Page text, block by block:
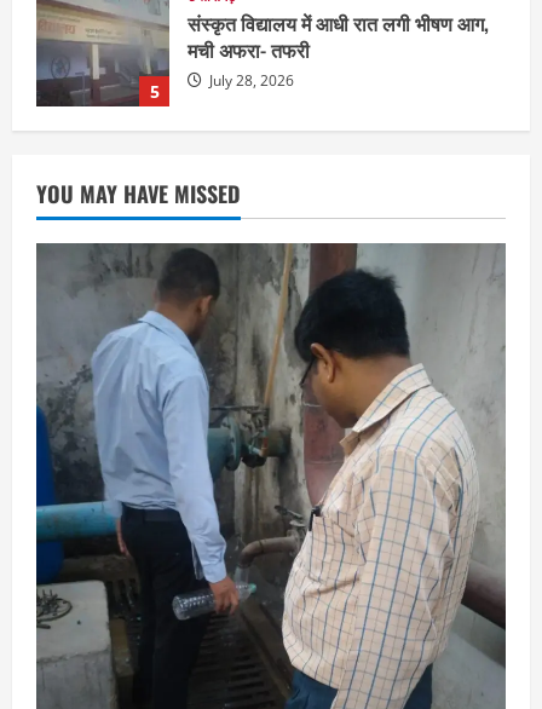
1
ग्रेटर नोएडा में दूषित पानी पीने से 100 से ज्यादा
लोग बीमार
August 6, 2026
2
रायपुर में “लक्ष्य” द्वारा भव्य प्रतिभा सम्मान एवं
करियर मार्गदर्शन कार्यक्रम संपन्न
3
छत्तीसगढ़ राज्य लाइफ स्टाइल
भोरमदेव कॉरिडोर को मिलेगी रफ्तार, लालपुर–
सरोधा मार्ग के चौड़ीकरण का इंतजार
August 5, 2026
छत्तीसगढ़
शंकराचार्य अविमुक्तेश्वरानंद का चातुर्मास्य ग्राम
सलधा में
July 28, 2026
YOU MAY HAVE MISSED